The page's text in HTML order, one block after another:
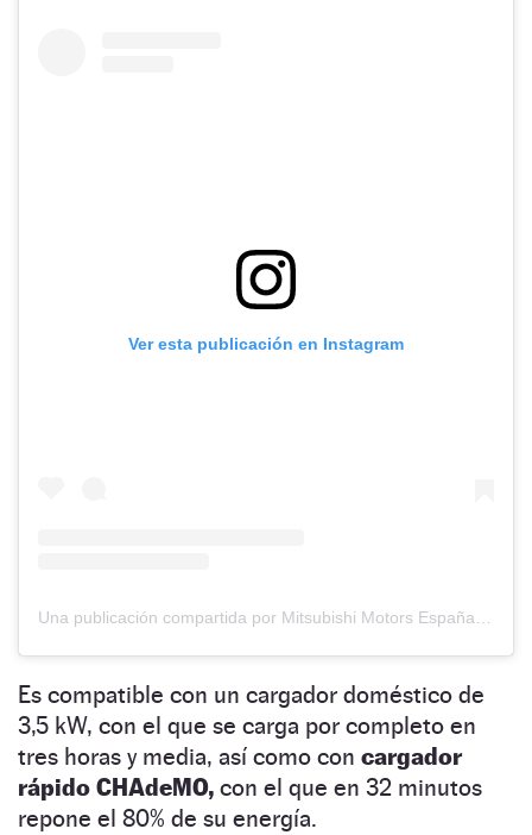
Ver esta publicación en Instagram
Una publicación compartida por Mitsubishi Motors España (@mitsubishi.es)
Es compatible con un cargador doméstico de
3,5 kW, con el que se carga por completo en
tres horas y media, así como con cargador
rápido CHAdeMO, con el que en 32 minutos
repone el 80% de su energía.